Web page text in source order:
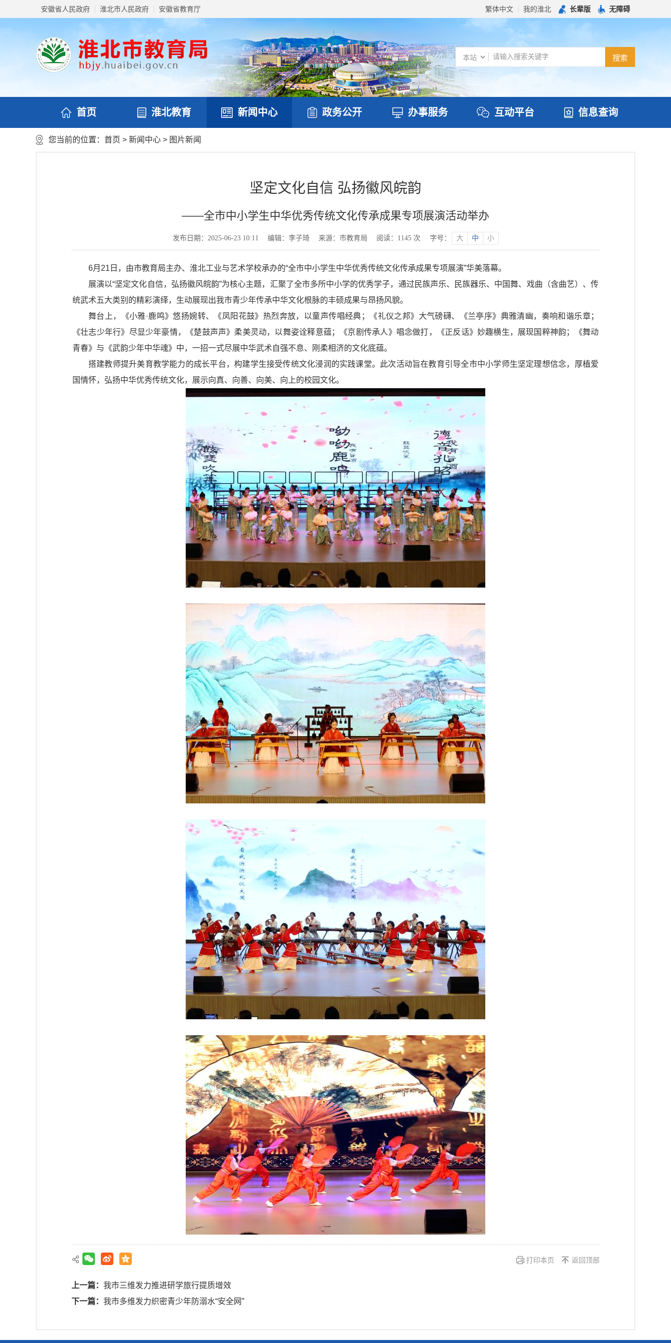
安徽省人民政府 淮北市人民政府 安徽省教育厅 繁体中文 我的淮北 长辈版 无障碍
首页 淮北教育 新闻中心 政务公开 办事服务 互动平台 信息查询
您当前的位置： 首页 > 新闻中心 > 图片新闻
坚定文化自信 弘扬徽风皖韵
——全市中小学生中华优秀传统文化传承成果专项展演活动举办
发布日期：2025-06-23 10:11 编辑：李子琦 来源：市教育局 阅读： 1145次 字号： 大 中 小
6月21日，由市教育局主办、淮北工业与艺术学校承办的“全市中小学生中华优秀传统文化传承成果专项展演”华美落幕。
展演以“坚定文化自信，弘扬徽风皖韵”为核心主题，汇聚了全市多所中小学的优秀学子，通过民族声乐、民族器乐、中国舞、戏曲（含曲艺）、传
统武术五大类别的精彩演绎，生动展现出我市青少年传承中华文化根脉的丰硕成果与昂扬风貌。
舞台上，《小雅·鹿鸣》悠扬婉转、《凤阳花鼓》热烈奔放，以童声传唱经典；《礼仪之邦》大气磅礴、《兰亭序》典雅清幽，奏响和谐乐章；
《壮志少年行》尽显少年豪情，《楚鼓声声》柔美灵动，以舞姿诠释意蕴；《京剧传承人》唱念做打，《正反话》妙趣横生，展现国粹神韵；《舞动
青春》与《武韵少年中华魂》中，一招一式尽展中华武术自强不息、刚柔相济的文化底蕴。
搭建教师提升美育教学能力的成长平台，构建学生接受传统文化浸润的实践课堂。此次活动旨在教育引导全市中小学师生坚定理想信念，厚植爱
国情怀，弘扬中华优秀传统文化，展示向真、向善、向美、向上的校园文化。
打印本页 返回顶部
上一篇： 我市三维发力推进研学旅行提质增效
下一篇： 我市多维发力织密青少年防溺水“安全网”